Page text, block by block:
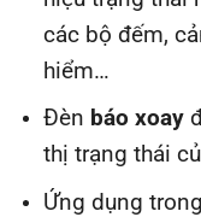
các bộ đếm,
hiểm…
Đèn báo xoay
thị trạng thái
Ứng dụng